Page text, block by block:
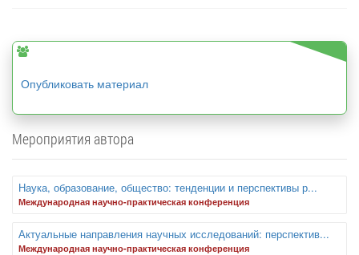
Опубликовать материал
Мероприятия автора
Наука, образование, общество: тенденции и перспективы р...
Международная научно-практическая конференция
Актуальные направления научных исследований: перспектив...
Международная научно-практическая конференция